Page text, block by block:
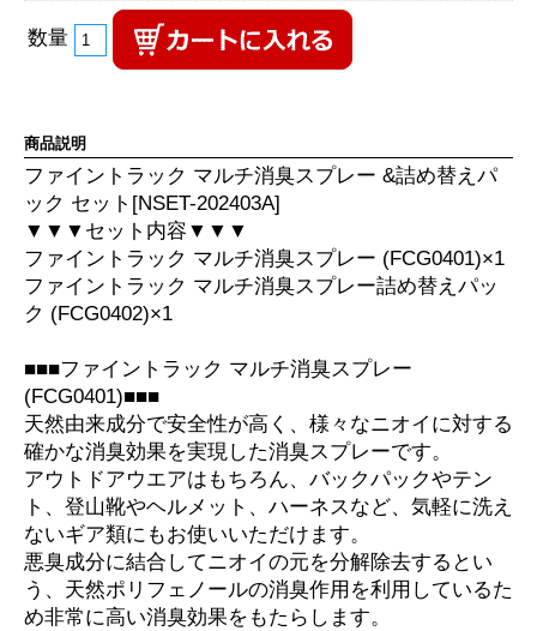
数量
商品説明
ファイントラック マルチ消臭スプレー &詰め替えパ
ック セット[NSET-202403A]
▼▼▼セット内容▼▼▼
ファイントラック マルチ消臭スプレー (FCG0401)×1
ファイントラック マルチ消臭スプレー詰め替えパッ
ク (FCG0402)×1
■■■ファイントラック マルチ消臭スプレー
(FCG0401)■■■
天然由来成分で安全性が高く、様々なニオイに対する
確かな消臭効果を実現した消臭スプレーです。
アウトドアウエアはもちろん、バックパックやテン
ト、登山靴やヘルメット、ハーネスなど、気軽に洗え
ないギア類にもお使いいただけます。
悪臭成分に結合してニオイの元を分解除去するとい
う、天然ポリフェノールの消臭作用を利用しているた
め非常に高い消臭効果をもたらします。